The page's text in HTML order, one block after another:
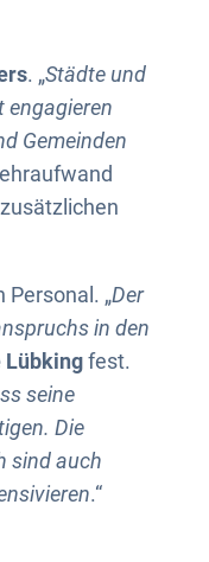
. „Städte und
engagieren
Gemeinden
„Der
in den
Lübkingfest.
seine
Die
sind auch
.“